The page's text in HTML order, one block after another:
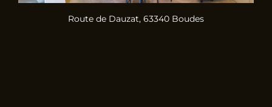
Route de Dauzat, 63340 Boudes